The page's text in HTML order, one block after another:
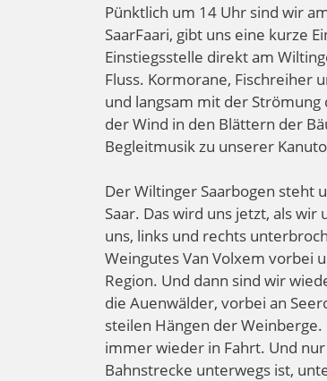
Pünktlich um 14 Uhr sind wir
SaarFaari, gibt uns eine kurze
Einstiegsstelle direkt am
Fluss. Kormorane, Fischreiher
und langsam mit der Strömung
der Wind in den Blättern der
Begleitmusik zu unserer
Der Wiltinger Saarbogen steht
Saar. Das wird uns jetzt, als
uns, links und rechts
Weingutes Van Volxem vorbei
Region. Und dann sind wir
die Auenwälder, vorbei an
steilen Hängen der
immer wieder in Fahrt. Und
Bahnstrecke unterwegs ist,